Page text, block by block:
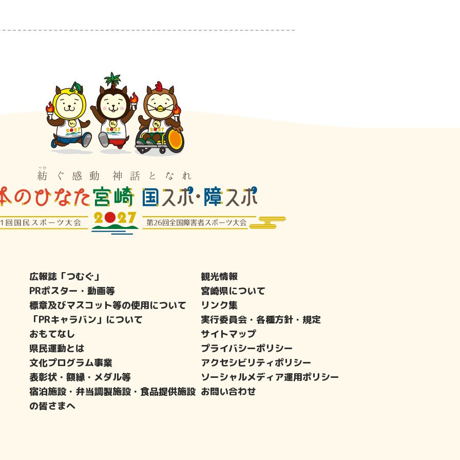
広報誌「つむぐ」
PRポスター・動画等
標章及びマスコット等の使用について
「PRキャラバン」について
おもてなし
県民運動とは
文化プログラム事業
表彰状・額縁・メダル等
宿泊施設・弁当調製施設・食品提供施設
の皆さまへ
観光情報
宮崎県について
リンク集
実行委員会・各種方針・規定
サイトマップ
プライバシーポリシー
アクセシビリティポリシー
ソーシャルメディア運用ポリシー
お問い合わせ